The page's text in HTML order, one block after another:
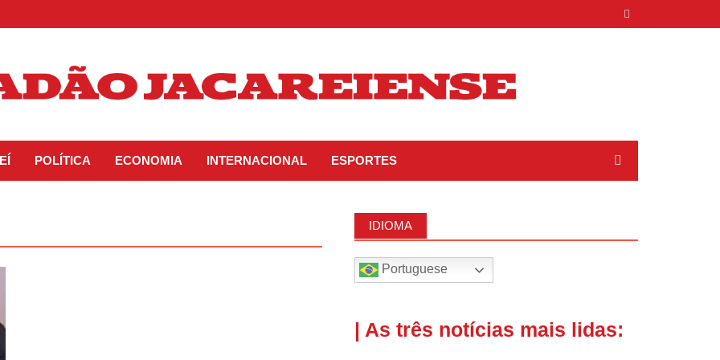
POLÍTICA ECONOMIA INTERNACIONAL ESPORTES
IDIOMA
Portuguese
| As três notícias mais lidas: